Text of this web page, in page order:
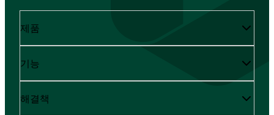
제품
기능
해결책